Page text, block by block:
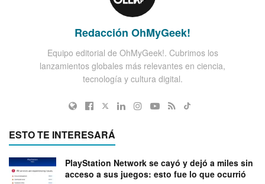
Redacción OhMyGeek!
Equipo editorial de OhMyGeek!. Cubrimos los
lanzamientos globales más relevantes en ciencia,
tecnología y cultura digital.
ESTO TE INTERESARÁ
PlayStation Network se cayó y dejó a miles sin
acceso a sus juegos: esto fue lo que ocurrió